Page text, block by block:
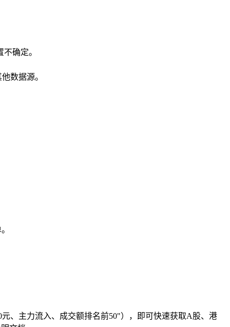
确定。
数据源。
、主力流入、成交额排名前50"），即可快速获取A股、港